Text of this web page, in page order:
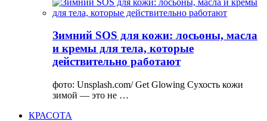
Зимний SOS для кожи: лосьоны, масла
и кремы для тела, которые
действительно работают
фото: Unsplash.com/ Get Glowing Сухость кожи
зимой — это не …
КРАСОТА